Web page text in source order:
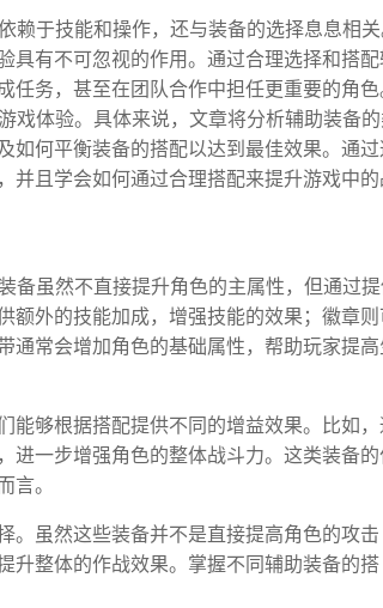
于技能和操作，还与装备的选择息息相关
具有不可忽视的作用。通过合理选择和搭
务，甚至在团队合作中担任更重要的角色
戏体验。具体来说，文章将分析辅助装备
如何平衡装备的搭配以达到最佳效果。通过
并且学会如何通过合理搭配来提升游戏中
备虽然不直接提升角色的主属性，但通过
额外的技能加成，增强技能的效果；徽章
通常会增加角色的基础属性，帮助玩家提高
能够根据搭配提供不同的增益效果。比如，
进一步增强角色的整体战斗力。这类装备
。
。虽然这些装备并不是直接提高角色的攻击
升整体的作战效果。掌握不同辅助装备的搭